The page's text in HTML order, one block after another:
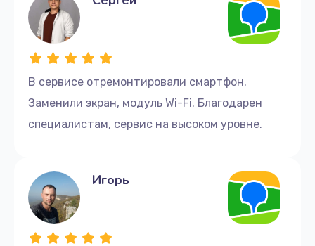
В сервисе отремонтировали смартфон.
Заменили экран, модуль Wi-Fi. Благодарен
специалистам, сервис на высоком уровне.
Игорь